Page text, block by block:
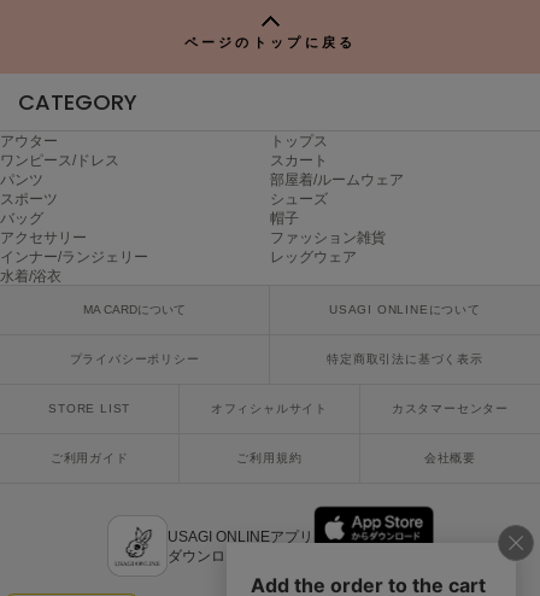
MOIGE
モワージュ
MUCHA
ミュシャ
NEW Balance
null.
ページのトップに戻る
CATEGORY
アウター
トップス
ワンピース/ドレス
スカート
パンツ
部屋着/ルームウェア
スポーツ
シューズ
バッグ
帽子
アクセサリー
ファッション雑貨
インナー/ランジェリー
レッグウェア
水着/浴衣
MA CARDについて USAGI ONLINEについて
プライバシーポリシー 特定商取引法に基づく表示
STORE LIST オフィシャルサイト カスタマーセンター
ご利用ガイド ご利用規約 会社概要
USAGI ONLINEアプリ
ダウンロードはこちら